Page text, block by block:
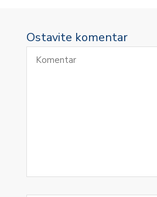
Ostavite komentar